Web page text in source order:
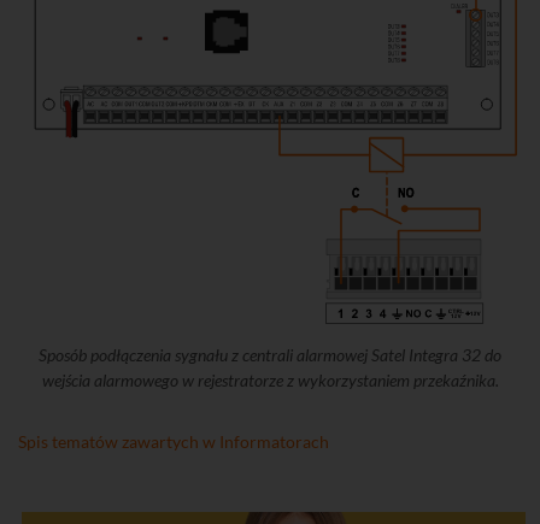
Sposób podłączenia sygnału z centrali alarmowej Satel Integra 32 do
wejścia alarmowego w rejestratorze z wykorzystaniem przekaźnika.
Spis tematów zawartych w Informatorach